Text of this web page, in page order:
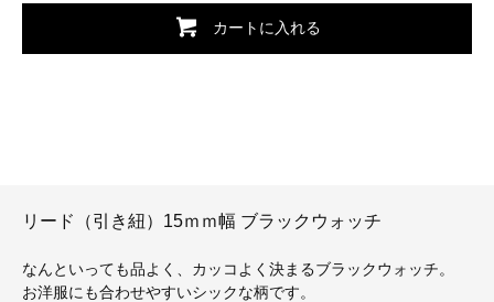
カートに入れる
リード（引き紐）15ｍｍ幅 ブラックウォッチ
なんといっても品よく、カッコよく決まるブラックウォッチ。
お洋服にも合わせやすいシックな柄です。